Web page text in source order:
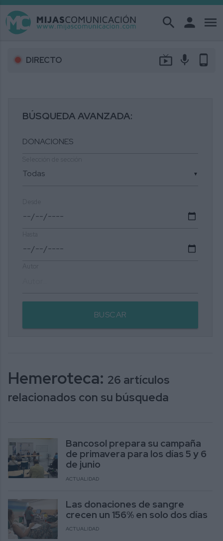
search person menu
DIRECTO live_tv mic phone_android
BÚSQUEDA AVANZADA:
▼
BUSCAR
Hemeroteca: 26 artículos
relacionados con su búsqueda
Bancosol prepara su campaña
de primavera para los días 5 y 6
de junio
ACTUALIDAD
Las donaciones de sangre
crecen un 156% en solo dos días
ACTUALIDAD